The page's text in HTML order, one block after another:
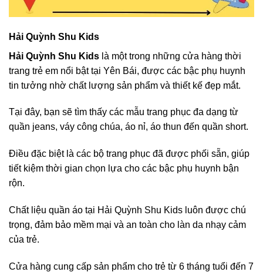
Hải Quỳnh Shu Kids
Hải Quỳnh Shu Kids là một trong những cửa hàng thời
trang trẻ em nổi bật tại Yên Bái, được các bậc phụ huynh
tin tưởng nhờ chất lượng sản phẩm và thiết kế đẹp mắt.
Tại đây, bạn sẽ tìm thấy các mẫu trang phục đa dạng từ
quần jeans, váy công chúa, áo nỉ, áo thun đến quần short.
Điều đặc biệt là các bộ trang phục đã được phối sẵn, giúp
tiết kiệm thời gian chọn lựa cho các bậc phụ huynh bận
rộn.
Chất liệu quần áo tại Hải Quỳnh Shu Kids luôn được chú
trọng, đảm bảo mềm mại và an toàn cho làn da nhạy cảm
của trẻ.
Cửa hàng cung cấp sản phẩm cho trẻ từ 6 tháng tuổi đến 7